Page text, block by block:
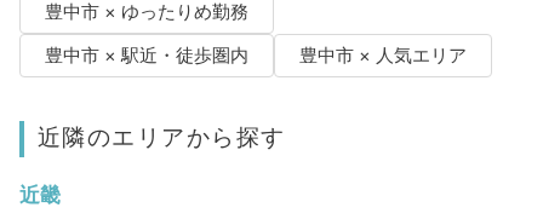
豊中市 × ゆったりめ勤務
豊中市 × 駅近・徒歩圏内
豊中市 × 人気エリア
近隣のエリアから探す
近畿